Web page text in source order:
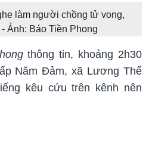
làm người chồng tử vong,
Ảnh: Báo Tiền Phong
thông tin, khoảng 2h30
Năm Đảm, xã Lương Thế
kêu cứu trên kênh nên